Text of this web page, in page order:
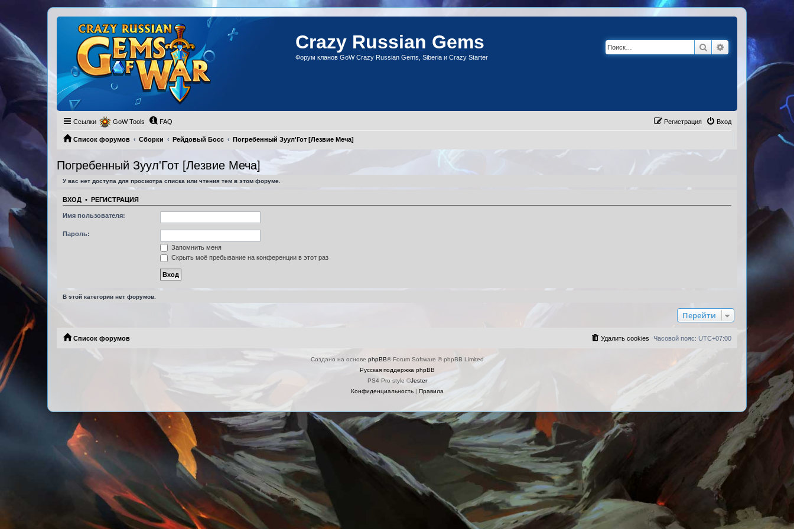
Crazy Russian Gems
Форум кланов GoW Crazy Russian Gems, Siberia и Crazy Starter
Поиск Расширенный
Ссылки GoW Tools FAQ Вход
Регистрация
Список форумов Сборки Рейдовый Босс Погребенный Зуул'Гот [Лезвие Меча]
Погребенный Зуул'Гот [Лезвие Меча]
У вас нет доступа для просмотра списка или чтения тем в этом форуме.
ВХОД • РЕГИСТРАЦИЯ
Имя пользователя:
Пароль:
Запомнить меня
Скрыть моё пребывание на конференции в этот раз
В этой категории нет форумов.
Перейти
Список форумов Часовой пояс: UTC+07:00
Удалить cookies
Создано на основе phpBB® Forum Software © phpBB Limited
Русская поддержка phpBB
PS4 Pro style ©Jester
Конфиденциальность| Правила